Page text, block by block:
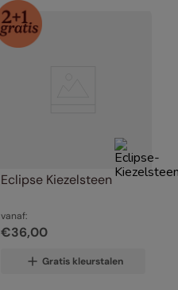
Eclipse Kiezelsteen
vanaf:
€36,00
Gratis kleurstalen